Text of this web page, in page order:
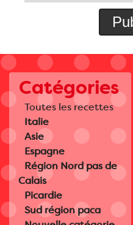
Catégories
Toutes les recettes
Italie
Asie
Espagne
Région Nord pas de
Calais
Picardie
Sud région paca